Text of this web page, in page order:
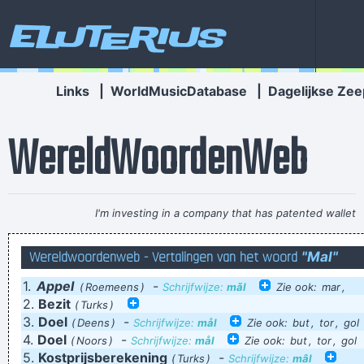
Eluterius
Links WorldMusicDatabase Dagelijkse
WereldWoordenWeb
I'm investing in a company that has patented wallet
technology that will deodorize currency That way people won
´ t have to deal with money that smells funny~ Moby
De barman was klein maar tapper
Zullen we q-music op zetten? Nee dankje, ik heb géén zin in
Clouseau, roxette of gerecycleerde david guetta ROMMEL
beter toen ballen in de lucht dan euneuch van de keizer
Wereldwoordenweb - Vertalingen van het woord "Mal"
1. Appel (Roemeens ) - Schrijfwijze: mǎl Zie ook: mar,
2. Bezit (Turks)
3. Doel (Deens ) - Schrijfwijze: mål Zie ook: but, tor, gol
4. Doel (Noors) - Schrijfwijze: mål Zie ook: but, tor, gol
5. Kostprijsberekening (Turks ) - Schrijfwijze: mâl